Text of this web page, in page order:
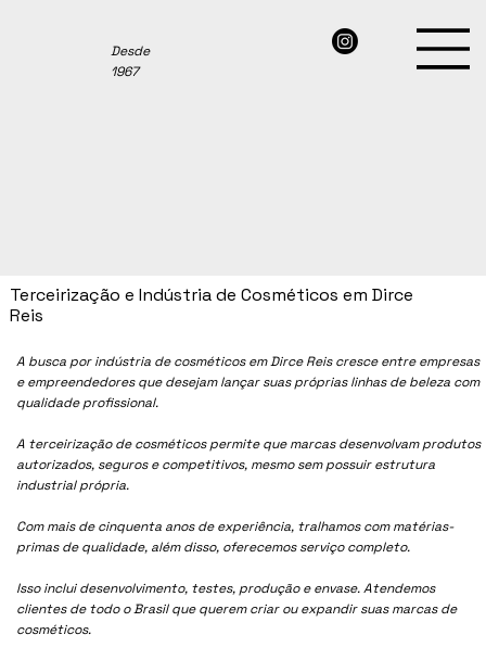
Desde
1967
A busca por indústria de cosméticos emDirce Reiscresce entre empresas
e empreendedores que desejam lançar suas próprias linhas de beleza com
qualidade profissional.
A terceirização de cosméticos permite que marcas desenvolvam produtos
autorizados, seguros e competitivos, mesmo sem possuir estrutura
industrial própria.
Com mais de cinquenta anos de experiência, tralhamos com matérias-
primas de qualidade, além disso, oferecemos serviço completo.
Isso inclui desenvolvimento, testes, produção e envase. Atendemos
clientes de todo o Brasil que querem criar ou expandir suas marcas de
cosméticos.
Terceirização e Indústria de Cosméticos em Dirce
Reis